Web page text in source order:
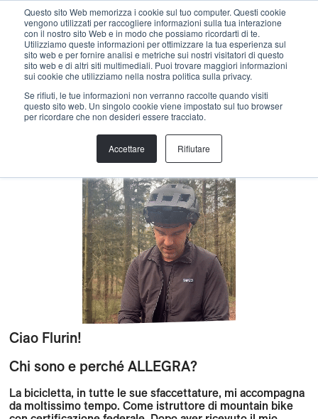
Questo sito Web memorizza i cookie sul tuo computer. Questi cookie
vengono utilizzati per raccogliere informazioni sulla tua interazione
con il nostro sito Web e in modo che possiamo ricordarti di te.
Utilizziamo queste informazioni per ottimizzare la tua esperienza sul
sito web e per fornire analisi e metriche sui nostri visitatori di questo
sito web e di altri siti multimediali. Puoi trovare maggiori informazioni
sui cookie che utilizziamo nella nostra politica sulla privacy.
Se rifiuti, le tue informazioni non verranno raccolte quando visiti
questo sito web. Un singolo cookie viene impostato sul tuo browser
per ricordare che non desideri essere tracciato.
Accettare Rifiutare
Menu
indietro
FLURIN DÖRIG
Responsabile dello sviluppo aziendale
flurin@helloallegra.com
Ciao Flurin!
Chi sono e perché ALLEGRA?
La bicicletta, in tutte le sue sfaccettature, mi accompagna
da moltissimo tempo. Come istruttore di mountain bike